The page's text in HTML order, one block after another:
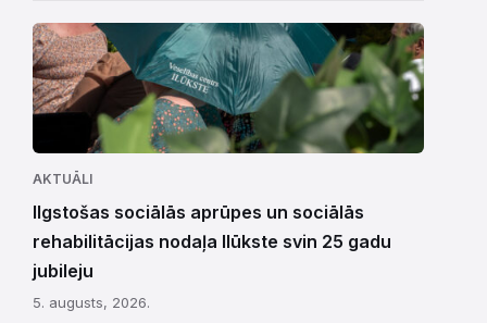
AKTUĀLI
Ilgstošas sociālās aprūpes un sociālās
rehabilitācijas nodaļa Ilūkste svin 25 gadu
jubileju
5. augusts, 2026.